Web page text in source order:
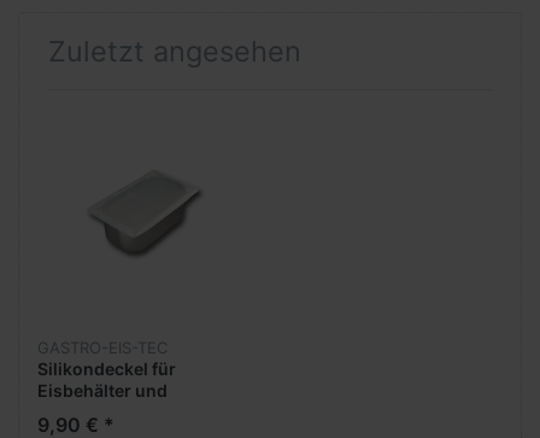
Zuletzt angesehen
GASTRO-EIS-TEC
Silikondeckel für
Eisbehälter und
9,90 € *